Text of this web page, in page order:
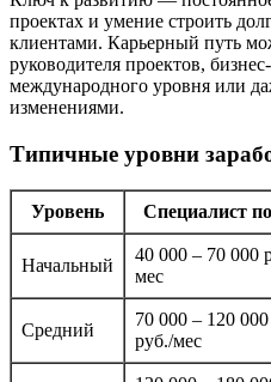
проектах и умение строить
клиентами. Карьерный путь
руководителя проектов,
международного уровня или
изменениями.
Типичные уровни
Уровень Специалист
Начальный
40 000 – 70 000
мес
Средний
70 000 – 120 000
руб./мес